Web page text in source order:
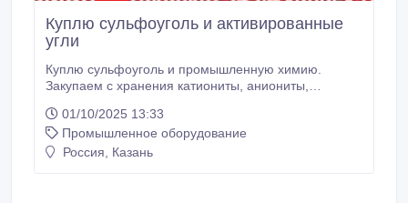
Куплю сульфоуголь и активированные
угли
Куплю сульфоуголь и промышленную химию.
Закупаем с хранения катиониты, аниониты,
уголь активированный АГ-3, АР-В, ионообменные
смолы. Купим неиспользованные материалы,
остатки со складов, излишки, неликвиды. Самовывоз
01/10/2025 13:33
Промышленное оборудование
Россия, Казань